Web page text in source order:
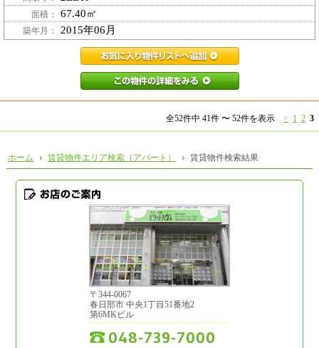
面積： 67.40㎡
築年月： 2015年06月
PZ3852647_2お
PZ3852647_2こ
全52件中 41件 〜 52件を表示 < 1 2 3
ホーム 賃貸物件エリア検索（アパート） 賃貸物件検索結果
〒 344-0067
春日部市 中央1丁目51番地2
第6MKビル
048-739-7000